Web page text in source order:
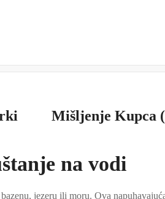
Mišljenje Kupca
na vodi
jezeru ili moru. Ova